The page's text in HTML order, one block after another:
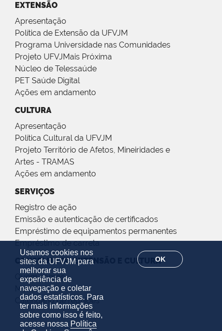
Usamos cookies nos
sites da UFVJM para
melhorar sua
experiência de
navegação e coletar
dados estatísticos. Para
ter mais informações
sobre como isso é feito,
acesse nossa Política
OK
EXTENSÃO
Apresentação
Política de Extensão da UFVJM
Programa Universidade nas Comunidades
Projeto UFVJMais Próxima
Núcleo de Telessaúde
PET Saúde Digital
Ações em andamento
CULTURA
Apresentação
Política Cultural da UFVJM
Projeto Território de Afetos, Mineiridades e
Artes - TRAMAS
Ações em andamento
SERVIÇOS
Registro de ação
Emissão e autenticação de certificados
Empréstimo de equipamentos permanentes
Empréstimo de carreta
CONSELHO DE EXTENSÃO E CULTURA
Quem somos
Membros
Calendário de reuniões